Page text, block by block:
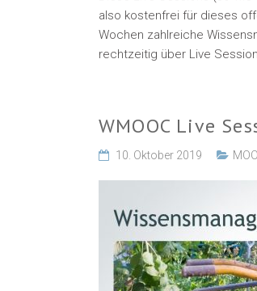
also kostenfrei für dieses
Wochen zahlreiche
rechtzeitig über Live
WMOOC Live
10. Oktober 2019